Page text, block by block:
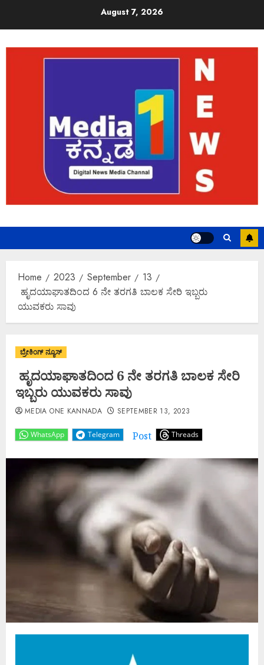
August 7, 2026
Home 2023 September
13
ಹೃದಯಾಘಾತದಿಂದ 6 ನೇ ತರಗತಿ ಬಾಲಕ ಸೇರಿ ಇಬ್ಬರು
ಯುವಕರು ಸಾವು
ಬ್ರೇಕಿಂಗ್ ನ್ಯೂಸ್
ಹೃದಯಾಘಾತದಿಂದ 6 ನೇ ತರಗತಿ ಬಾಲಕ ಸೇರಿ
ಇಬ್ಬರು ಯುವಕರು ಸಾವು
WhatsApp Telegram Post Threads
MEDIA ONE KANNADA SEPTEMBER 13, 2023